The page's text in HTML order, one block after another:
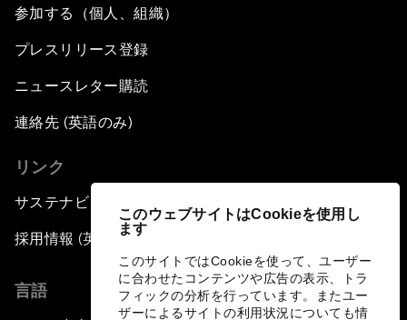
このウェブサイトはCookieを使用し
ます
このサイトではCookieを使って、ユーザー
に合わせたコンテンツや広告の表示、トラ
フィックの分析を行っています。またユー
ザーによるサイトの利用状況についても情
参加する（個人、組織）
プレスリリース登録
ニュースレター購読
連絡先 (英語のみ)
リンク
サステナビリティへの取り組み
採用情報 (英語のみ)
言語